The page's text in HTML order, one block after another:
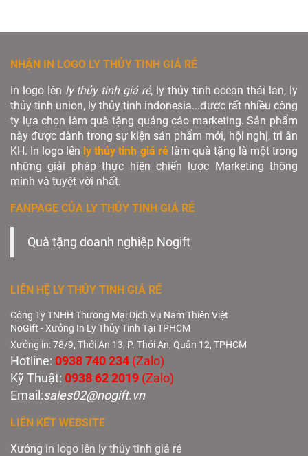
NHẬN IN LOGO LY THỦY TINH GIÁ RẺ
In logo lên ly thủy tinh giá rẻ, ly thủy tinh ocean thái lan, ly
thủy tinh union, ly thủy tinh indonesia...được rất nhiều công
ty lựa chọn làm quà tặng quảng cáo marketing. Sản phẩm
này được dành trong sự kiện sản phẩm mới, hội nghị, tri ân
KH. In logo lên ly thủy tinh giá rẻlàm quà tặng là một trong
những giải pháp thực hiện chiến lược Marketing thông
minh và tuyệt vời nhất.
FANPAGE CỦA LY THỦY TINH GIÁ RẺ
Quà tặng doanh nghiệp Nogift
LIÊN HỆ LY THỦY TINH GIÁ RẺ
Công Ty TNHH Thương Mại Dịch Vụ Nam Thiên Việt
NoGift - Xưởng In Ly Thủy Tinh Tại TPHCM
Xưởng in: 78/9, Thới An 13, P. Thới An, Quận 12, TPHCM
Hotline: 0938 740 234 (Zalo)
Kỹ Thuật: 0938 62 2019 (Zalo)
Email:sales02@nogift.vn
LIÊN KẾT WEBSITE
Xưởng in logo lên ly thủy tinh giá rẻ